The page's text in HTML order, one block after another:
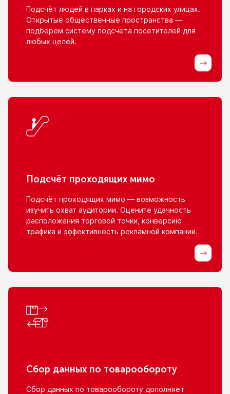
Подсчёт людей в парках и на городских улицах.
Открытые общественные пространства —
подберем систему подсчета посетителей для
любых целей.
Подсчёт проходящих мимо
Подсчёт проходящих мимо — возможность
изучить охват аудитории. Оцените удачность
расположения торговой точки, конверсию
трафика и эффективность рекламной компании.
Сбор данных по товарообороту
Сбор данных по товарообороту дополняет